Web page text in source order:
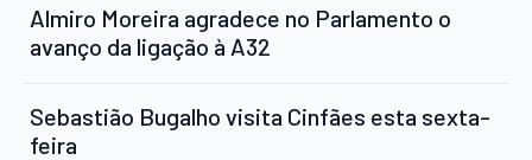
Almiro Moreira agradece no Parlamento o
avanço da ligação à A32
Sebastião Bugalho visita Cinfães esta sexta-
feira